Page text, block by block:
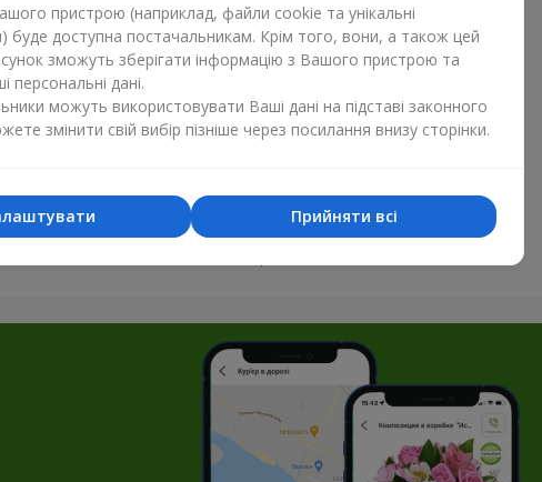
Усі фото доставок
пристрою (наприклад, файли cookie та унікальні
буде доступна постачальникам. Крім того, вони, а також цей
зможуть зберігати інформацію з Вашого пристрою та
персональні дані.
можуть використовувати Ваші дані на підставі законного
змінити свій вибір пізніше через посилання внизу сторінки.
Прийняти всі